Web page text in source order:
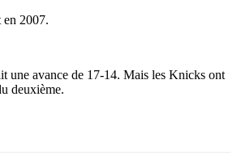
en 2007.
une avance de 17-14. Mais les Knicks ont
deuxième.